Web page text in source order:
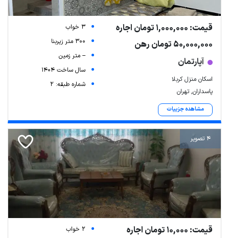
قیمت: 1,000,000 تومان اجاره
50,000,000 تومان رهن
آپارتمان
اسکان منزل کربلا
پاسداران, تهران
مشاهده جزییات
3 خواب
300 متر زیربنا
-- متر زمین
سال ساخت 1404
شماره طبقه: 2
4 تصویر
قیمت: 10,000 تومان اجاره
2 خواب